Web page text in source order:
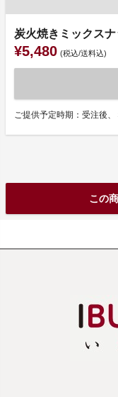
炭火焼きミックス
¥5,480 (税込/送料込)
ご提供予定時期：受注後
この